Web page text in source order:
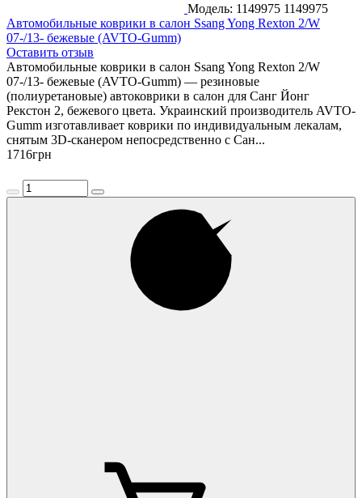
Модель: 1149975 1149975
Автомобильные коврики в салон Ssang Yong Rexton 2/W
07-/13- бежевые (AVTO-Gumm)
Оставить отзыв
Автомобильные коврики в салон Ssang Yong Rexton 2/W
07-/13- бежевые (AVTO-Gumm) — резиновые
(полиуретановые) автоковрики в салон для Санг Йонг
Рекстон 2, бежевого цвета. Украинский производитель AVTO-
Gumm изготавливает коврики по индивидуальным лекалам,
снятым 3D-сканером непосредственно с Сан...
1716грн